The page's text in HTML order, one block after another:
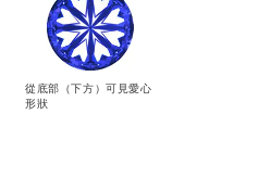
從底部（下方）可見愛心
形狀